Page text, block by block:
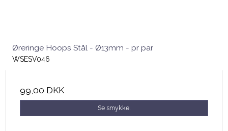
Øreringe Hoops Stål - Ø13mm - pr par
WSESV046
99,00 DKK
Se smykke.